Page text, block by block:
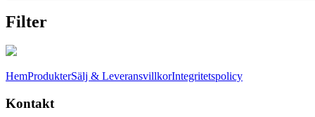
Filter
HemProdukterSälj & LeveransvillkorIntegritetspolicy
Kontakt